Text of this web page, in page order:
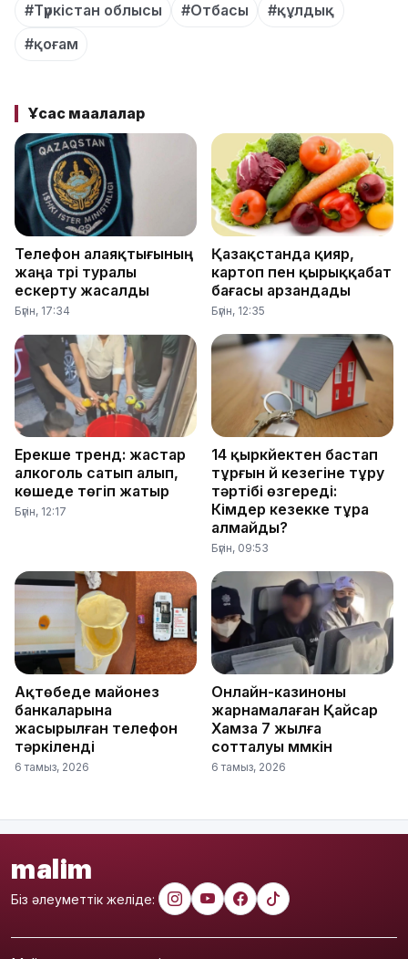
#Түркістан облысы #Отбасы
#құлдық
#қоғам
Ұқсас мақалалар
Телефон алаяқтығының
жаңа түрі туралы
ескерту жасалды
Бүгін, 17:34
Қазақстанда қияр,
картоп пен қырыққабат
бағасы арзандады
Бүгін, 12:35
Ерекше тренд: жастар
алкоголь сатып алып,
көшеде төгіп жатыр
Бүгін, 12:17
14 қыркүйектен бастап
тұрғын үй кезегіне тұру
тәртібі өзгереді:
Кімдер кезекке тұра
алмайды?
Бүгін, 09:53
Ақтөбеде майонез
банкаларына
жасырылған телефон
тәркіленді
6 тамыз, 2026
Онлайн-казиноны
жарнамалаған Қайсар
Хамза 7 жылға
сотталуы мүмкін
6 тамыз, 2026
malim
Біз әлеуметтік желіде: